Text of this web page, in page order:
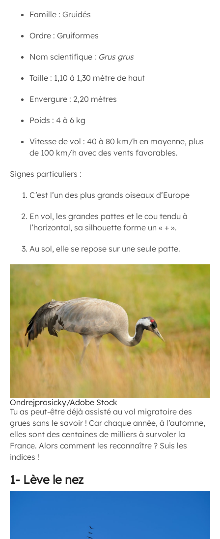
Famille : Gruidés
Ordre : Gruiformes
Nom scientifique : Grus grus
Taille : 1,10 à 1,30 mètre de haut
Envergure : 2,20 mètres
Poids : 4 à 6 kg
Vitesse de vol : 40 à 80 km/h en moyenne, plus
de 100 km/h avec des vents favorables.
Signes particuliers :
C’est l’un des plus grands oiseaux d’Europe
En vol, les grandes pattes et le cou tendu à
l’horizontal, sa silhouette forme un « + ».
Au sol, elle se repose sur une seule patte.
Ondrejprosicky/Adobe Stock
Tu as peut-être déjà assisté au vol migratoire des
grues sans le savoir ! Car chaque année, à l’automne,
elles sont des centaines de milliers à survoler la
France. Alors comment les reconnaître ? Suis les
indices !
1- Lève le nez